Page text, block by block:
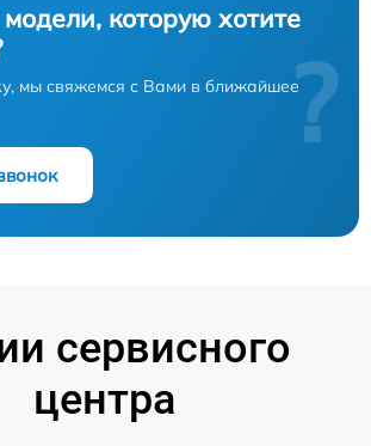
которую хотите
мы свяжемся с Вами в ближайшее?
сервисного
центра